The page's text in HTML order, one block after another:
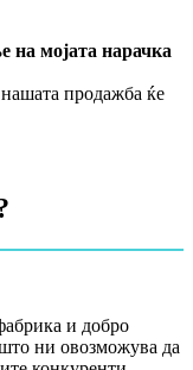
на мојата нарачка
продажба ќе
и добро
ни овозможува да